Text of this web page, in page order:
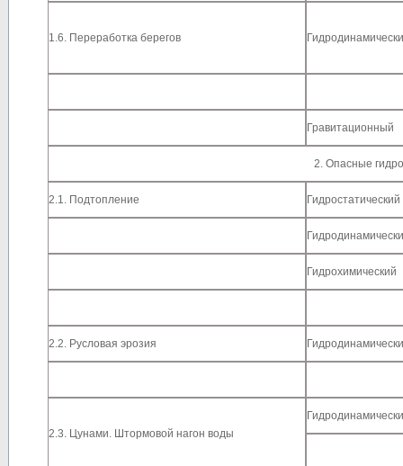
1.6. Переработка берегов
Гравитационный
2. Опасные
2.1. Подтопление Гидростатический
Гидрохимический
2.2. Русловая эрозия
2.3. Цунами. Штормовой нагон воды